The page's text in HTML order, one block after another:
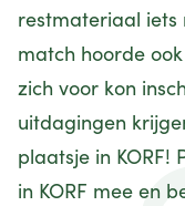
restmateriaal iets
match hoorde
zich voor kon
uitdagingen
plaatsje in KORF!
in KORF mee en